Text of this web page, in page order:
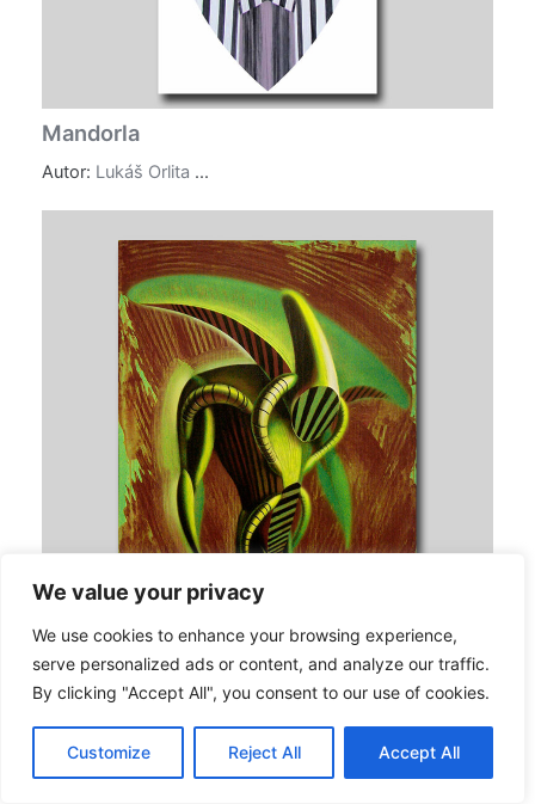
We value your privacy
We use cookies to enhance your browsing experience,
serve personalized ads or content, and analyze our traffic.
By clicking "Accept All", you consent to our use of cookies.
Customize Reject All Accept All
Mandorla
Autor: Lukáš Orlita ...
Autor:Lukáš Orlita